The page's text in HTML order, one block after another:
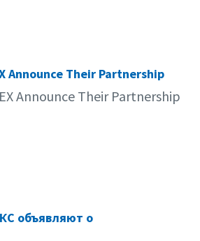
Announce Their Partnership
Announce Their Partnership
объявляют о